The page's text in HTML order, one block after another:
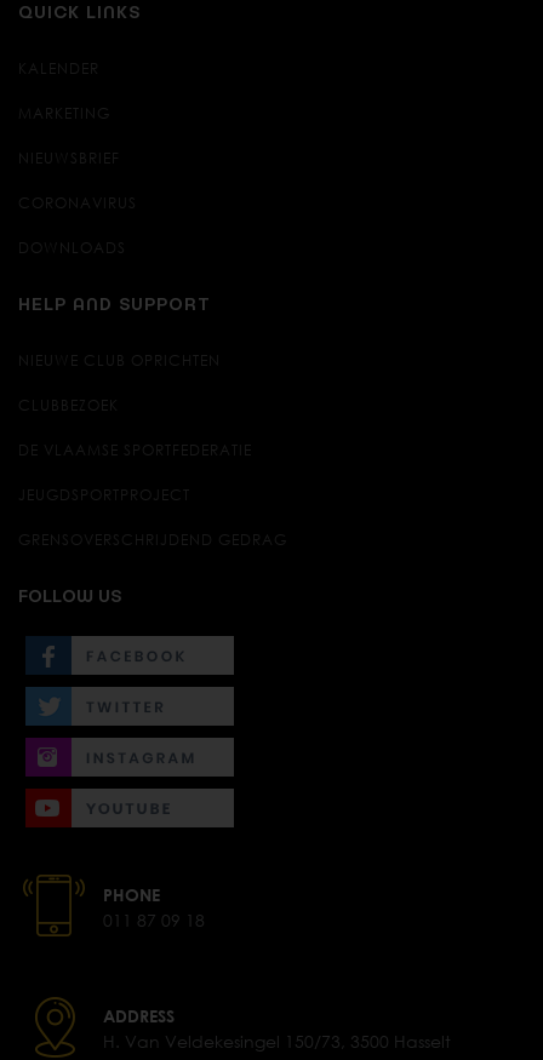
QUICK LINKS
KALENDER
MARKETING
NIEUWSBRIEF
CORONAVIRUS
DOWNLOADS
HELP AND SUPPORT
NIEUWE CLUB OPRICHTEN
CLUBBEZOEK
DE VLAAMSE SPORTFEDERATIE
JEUGDSPORTPROJECT
GRENSOVERSCHRIJDEND GEDRAG
FOLLOW US
PHONE
011 87 09 18
ADDRESS
H. Van Veldekesingel 150/73, 3500 Hasselt